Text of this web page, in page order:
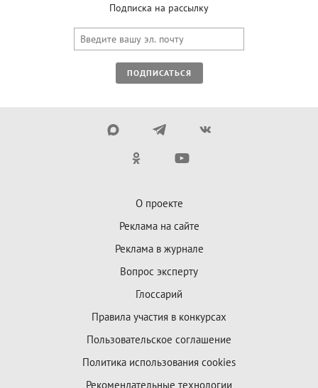
Подписка на рассылку
ПОДПИСАТЬСЯ
О проекте
Реклама на сайте
Реклама в журнале
Вопрос эксперту
Глоссарий
Правила участия в конкурсах
Пользовательское соглашение
Политика использования cookies
Рекомендательные технологии